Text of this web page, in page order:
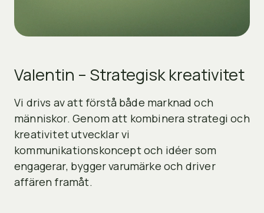
Valentin – Strategisk kreativitet
Vi drivs av att förstå både marknad och
människor. Genom att kombinera strategi och
kreativitet utvecklar vi
kommunikationskoncept och idéer som
engagerar, bygger varumärke och driver
affären framåt.